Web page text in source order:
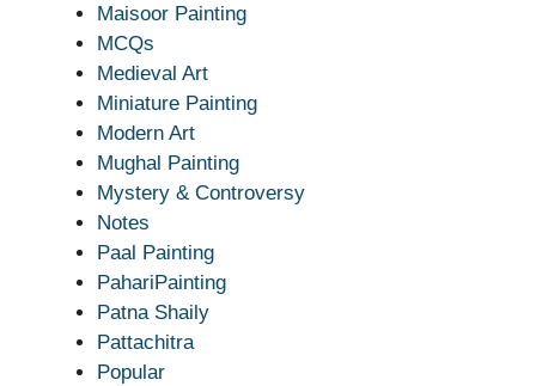
Maisoor Painting
MCQs
Medieval Art
Miniature Painting
Modern Art
Mughal Painting
Mystery & Controversy
Notes
Paal Painting
PahariPainting
Patna Shaily
Pattachitra
Popular